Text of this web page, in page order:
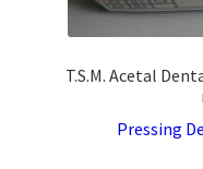
T.S.M. Acetal
Pressing